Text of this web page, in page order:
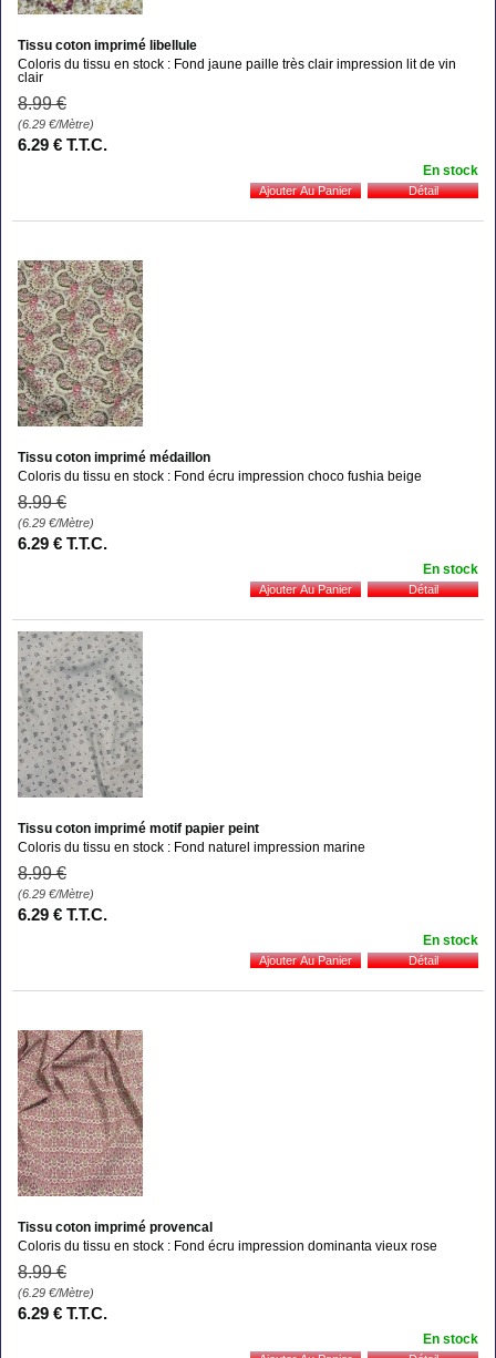
Tissu coton imprimé libellule
Coloris du tissu en stock : Fond jaune paille très clair impression lit de vin
clair
8.99 €
(6.29 €/Mètre)
6.29 € T.T.C.
En stock
Tissu coton imprimé médaillon
Coloris du tissu en stock : Fond écru impression choco fushia beige
8.99 €
(6.29 €/Mètre)
6.29 € T.T.C.
En stock
Tissu coton imprimé motif papier peint
Coloris du tissu en stock : Fond naturel impression marine
8.99 €
(6.29 €/Mètre)
6.29 € T.T.C.
En stock
Tissu coton imprimé provencal
Coloris du tissu en stock : Fond écru impression dominanta vieux rose
8.99 €
(6.29 €/Mètre)
6.29 € T.T.C.
En stock